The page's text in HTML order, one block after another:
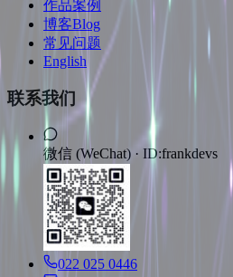
作品案例
博客Blog
常见问题
English
联系我们
微信 (WeChat) · ID:frankdevs
022 025 0446